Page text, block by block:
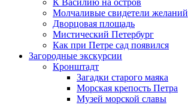
К Василию на остров
Молчаливые свидетели желаний
Дворцовая площадь
Мистический Петербург
Как при Петре сад появился
Загородные экскурсии
Кронштадт
Загадки старого маяка
Морская крепость Петра
Музей морской славы